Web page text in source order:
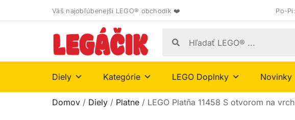
Váš najobľúbenejší LEGO® obchodík ❤️ Po-
Diely Kategórie LEGO Doplnky Novinky
Domov / Diely / Platne / LEGO Platňa 11458 S otvorom na